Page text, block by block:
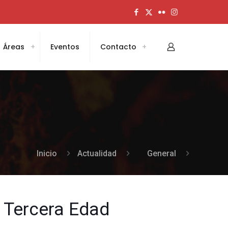
Áreas Eventos Contacto
Inicio Actualidad General
Edad